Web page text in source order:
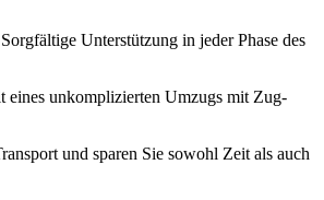
Unterstützung in jeder Phase des
eines unkomplizierten Umzugs mit Zug-
und sparen Sie sowohl Zeit als auch